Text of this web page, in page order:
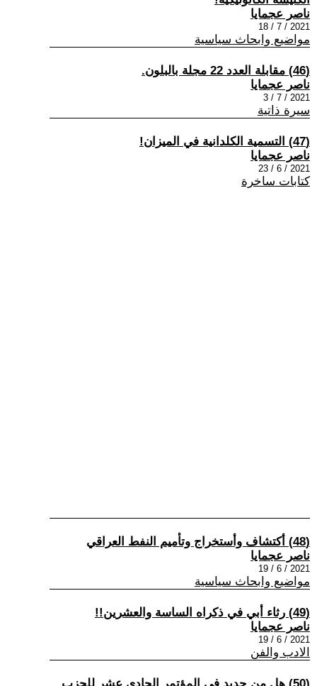
ناصر عجمايا
2021 / 7 / 18
مواضيع وابحاث سياسية
(46) مقابلة العدد 22 مجلة بالبلون.
ناصر عجمايا
2021 / 7 / 3
سيرة ذاتية
(47) التسمية الكلدانية في الميزان!
ناصر عجمايا
2021 / 6 / 23
كتابات ساخرة
(48) أكتشاف وأستخراج وتأميم النفط العراقي
ناصر عجمايا
2021 / 6 / 19
مواضيع وابحاث سياسية
(49) رثاء أبي في ذكراه الساسة والعشرين!!
ناصر عجمايا
2021 / 6 / 19
الادب والفن